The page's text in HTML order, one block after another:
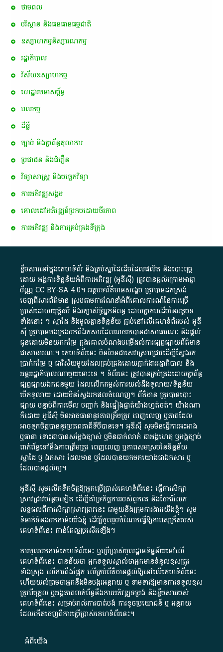
ថាមពល
បរិស្ថាន និងធនធានធម្មជាតិ
ឧស្សាហកម្មនិស្សារណកម្ម
រដ្ឋាភិបាល
វិស័យឧស្សាហកម្ម
ហេដ្ឋារចនាសម្ព័ន្ធ
ពល​កម្ម
ដីធ្លី
ច្បាប់ និងប្រព័ន្ធតុលាការ
ប្រជាជន និងជំរឿន
វិទ្យាសាស្ត្រ និងបច្ចេកវិទ្យា
ការ​អភិវឌ្ឍ​សង្គម
គោលដៅ​អភិវឌ្ឍន៍​ប្រកបដោយ​ចីរភាព
ការអភិវឌ្ឍ និងការគ្រប់គ្រងទីក្រុង
ខ្លឹមសារ​នៅ​ក្នុង​គេហទំព័រ និង​គ្រប់​ស្នា​ដៃ​ដើម​ដែល​ផលិត​ និង​បោះពុម្ព​
ដោយ​ អង្គការ​ទិន្នន័យ​អំពី​ការអភិវឌ្ឍ​​ (អូ​ឌី​ស៊ី)​ ត្រូវ​បាន​ផ្តល់​ក្រោម​អាជ្ញា
ប័ណ្ណ​CC BY-SA 4.0។​ អត្ថបទ​ព័ត៌មាន​សង្ខេប​ ត្រូវ​បាន​ដកស្រង់​
ចេញពី​សារព័ត៌មាន ស្របតាមការ​ណែនាំ​អំពី​គោលការណ៍​នៃ​ការ​ប្រើ
ប្រាស់​ដោយ​យុត្តិធម៌​ និង​រក្សាសិទ្ធិអ្នកនិពន្ធ ដោយ​ប្រភពដើម​នៃ​​អត្ថបទ
ទាំង​នោះ​ ។​ ស្នាដៃ​ និង​មូលដ្ឋាន​ទិន្នន័យ ​ភ្ជាប់​នៅ​លើ​គេហទំព័រ​របស់​ អូ​ឌី​
ស៊ី​ ត្រូវ​បាន​ចងក្រង​មក​ពី​ឯកសារ​ដែល​អាច​រក​បានជា​សាធារណៈ​ និង​ផ្តល់​
ជូន​ដោយ​មិន​យក​កម្រៃ​ ក្នុង​គោលបំណង​បម្រើ​ដល់ការ​ផ្សព្វផ្សាយ​ព័ត៌មាន​
ជា​សាធារណៈ​។​ គេហទំព័រ​នេះ​ មិនមែន​ជា​សេវា​ស្រាវជ្រាវ​ដើម្បី​ស្វែងរក
ប្រាក់​កម្រៃ​ ឬ​ ជា​វិស័យ​មួយ​ដែល​គ្រប់គ្រង​ដោយ​ភ្នាក់ងារ​រដ្ឋាភិបាល​ និង ​
អន្តររដ្ឋាភិបាល​ណាមួយ​នោះ​ទេ ​។​ ទំព័រ​នេះ​ ត្រូវ​បាន​គ្រប់គ្រង​ដោយ​ប្រព័ន្ធ​
ផ្សព្វផ្សាយ​ឯកជន​មួយ​ ដែល​លើកកម្ពស់​ការ​យល់​ដឹង​ទូលាយ​/​ទិន្នន័យ​
បើក​ទូលាយ​ ដោយ​មិនស្វែង​រក​ផល​ចំណេញ​។​ ព័ត៌មាន​ ត្រូវ​បាន​បោះ
ផ្សាយ​ បន្ទាប់​ពី​ការ​មើល​ បញ្ជាក់​ និង​ផ្ទៀងផ្ទាត់​យ៉ាង​ហ្មត់ចត់​។​ យ៉ាងណា​
ក៏​ដោយ​ អូ​ឌី​ស៊ី​ មិន​អាច​ធានា​នូវ​ភាព​ត្រឹមត្រូវ​ ពេញលេញ​ ឬ​ភាព​ដែល​
អាច​ទុកចិត្ត​បាននូវ​ប្រភព​ភាគី​ទី​បី​បាន​ទេ​។​ អូ​ឌី​ស៊ី​ សូម​មិន​ធ្វើការ​អះអាង​
ឬ​ធានា​ ទោះជា​បាន​សម្តែង​ច្បាស់​ ឬ​មិន​ជាក់លាក់​ ជា​អង្គហេតុ​ ឬ​អង្គច្បាប់​
ពាក់ព័ន្ធ​ទៅ​នឹង​ភាព​ត្រឹមត្រូវ​ ពេញលេញ​ ឬ​ភាព​សម​ស្រប​នៃ​ទិន្នន័យ​
ស្នាដៃ​ ឬ​ ឯកសារ​ ដែល​មាន​ ឬ​ដែល​បាន​យក​មក​យោង​ជា​ឯកសារ​ ឬ​
ដែល​បាន​ផ្តល់​ឲ្យ​។
អូឌីស៊ី សូមលើកទឹកចិត្តឱ្យអ្នកប្រើប្រាស់គេហទំព័រនេះ ធ្វើការសិក្សា
ស្រាវជ្រាវបន្ថែមទៀត ដើម្បីគាំទ្រកិច្ចការ​របស់ពួកគេ និងចែករំលែក
លទ្ធផលពីការសិក្សាស្រាវជ្រាវនេះ ជាមួយនឹងក្រុមការងារយើងខ្ញុំ។ សូម
ទំនាក់ទំនងមកកាន់យើងខ្ញុំ ដើម្បីចូលរួមចំណែកធ្វើឱ្យភាពសុក្រឹតរបស់
គេហទំព័នេះ កាន់តែល្អប្រសើរឡើង។
ការចូលមកកាន់គេហទំព័រនេះ ឬប្រើប្រាស់មូលដ្ឋានទិន្នន័យនៅលើ
គេហទំព័រនេះ បានន័យថា អ្នកទទួលស្គាល់ថាអ្នកមានទំនួលខុសត្រូវ
ទាំងស្រុង លើការពឹងផ្អែក លើគ្រប់ព័ត៌មានផ្តល់ឱ្យនៅលើគេហទំព័រនេះ
ហើយយល់ព្រមថាអ្នកនឹងមិនបង្ករអន្តរាយ ឬ ទាមទារ​ឱ្យមានការទទួលខុស​
ត្រូវពីបុគ្គល ឬអង្គភាពពាក់ព័ន្ធនឹងការអភិវឌ្ឍទម្រង់ និងខ្លឹមសាររបស់
គេហទំព័រនេះ សម្រាប់រាល់ការបាត់បង់ ការខូចប្រយោជន៍ ឬ អន្តរាយ
ដែលកើតចេញពីការប្រើប្រាស់គេហទំព័រនេះ។
អំពី​យើង​